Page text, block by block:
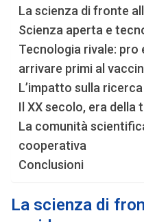
La scienza di fronte
Scienza aperta e
Tecnologia rivale:
arrivare primi al
L’impatto sulla
Il XX secolo, era della
La comunità
cooperativa
Conclusioni
La scienza di